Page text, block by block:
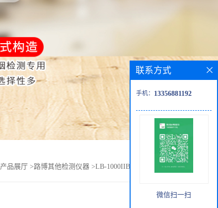
产品展厅 >路博其他检测仪器 >LB-1000IIB2生物洁净安全柜
联系方式
手机： 13356881192
微信扫一扫